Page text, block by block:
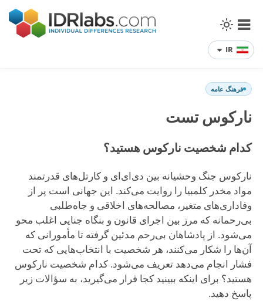
IR
فرهنگ عامه
نارکوس تست
کدام شخصیت نارکوس هستید؟
نارکوس جنگ وحشیانه بین دی‌ای‌ای و کارتل‌های قدرتمند
مواد مخدر کلمبیا را روایت می‌کند. این جهانی است پر از
وفاداری‌های متغیر، مصالحه‌های اخلاقی و جاه‌طلبی
بی‌رحمانه که مرز بین اجرای قانون و بنگاه جنایی اغلب محو
می‌شود. از پادشاهان بی‌رحم مدئین گرفته تا مأمورانی که
آن‌ها را شکار می‌کنند، هر شخصیت با انتخاب‌هایی که تحت
فشار انجام می‌دهد تعریف می‌شود. کدام شخصیت نارکوس
هستید؟ برای اینکه ببینید کجا قرار می‌گیرید، به سؤالات زیر
پاسخ دهید.